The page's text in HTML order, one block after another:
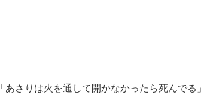
あさりは火を通して開かなかったら死んでる